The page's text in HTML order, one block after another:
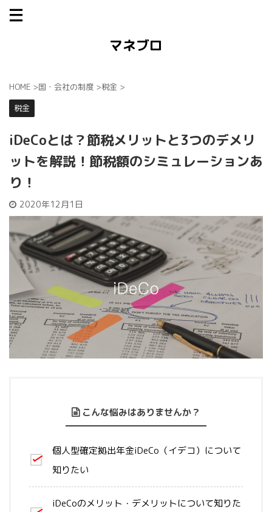
マネブロ
HOME >国・会社の制度 >税金 >
税金
iDeCoとは？節税メリットと3つのデメリ
ットを解説！節税額のシミュレーションあ
り！
2020年12月1日
こんな悩みはありませんか？
個人型確定拠出年金iDeCo（イデコ）について
知りたい
iDeCoのメリット・デメリットについて知りた